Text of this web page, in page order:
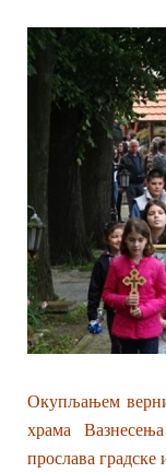
Окупљањем
храма
прослава